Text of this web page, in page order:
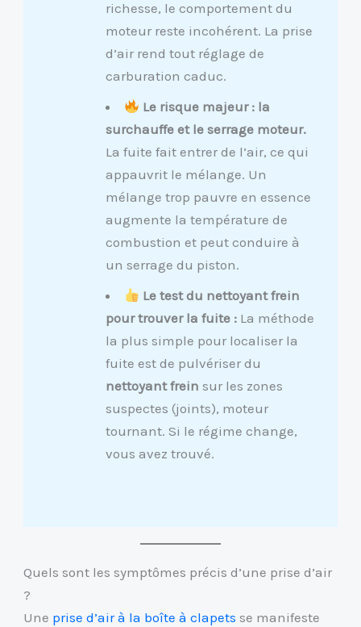
richesse, le comportement du
moteur reste incohérent. La prise
d’air rend tout réglage de
carburation caduc.
Le risque majeur : la
surchauffe et le serrage moteur.
La fuite fait entrer de l’air, ce qui
appauvrit le mélange. Un
mélange trop pauvre en essence
augmente la température de
combustion et peut conduire à
un serrage du piston.
Le test du nettoyant frein
pour trouver la fuite :La méthode
la plus simple pour localiser la
fuite est de pulvériser du
nettoyant frein sur les zones
suspectes (joints), moteur
tournant. Si le régime change,
vous avez trouvé.
Quels sont les symptômes précis d’une prise d’air
?
Une prise d’air à la boîte à clapets se manifeste